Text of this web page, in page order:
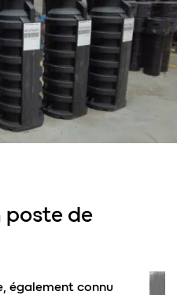
poste de
également connu